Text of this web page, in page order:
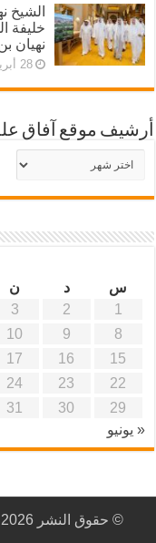
الشيخ
خليفة
نهيان
28 أبريل، 2026
أرشيف موقع آفاق
أرشيف
موقع
س
د ن
1
2
3
8
9
10
15
16
17
22
23
24
29
30
31
« يونيو
© حقوق النشر 2026، جميع الحقوق محفوظة |